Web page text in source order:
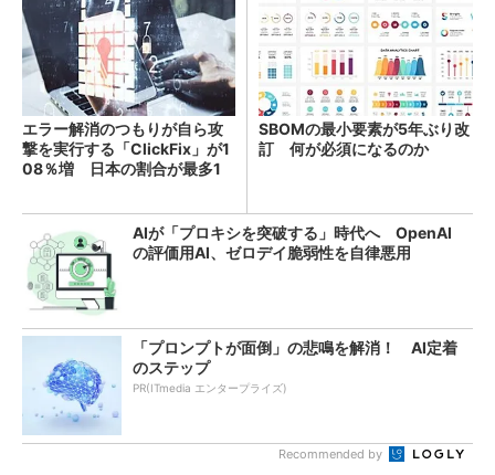
エラー解消のつもりが自ら攻
撃を実行する「ClickFix」が1
08％増 日本の割合が最多1
SBOMの最小要素が5年ぶり改
訂 何が必須になるのか
AIが「プロキシを突破する」時代へ OpenAI
の評価用AI、ゼロデイ脆弱性を自律悪用
「プロンプトが面倒」の悲鳴を解消！ AI定着
のステップ
PR(ITmedia エンタープライズ)
Recommended by